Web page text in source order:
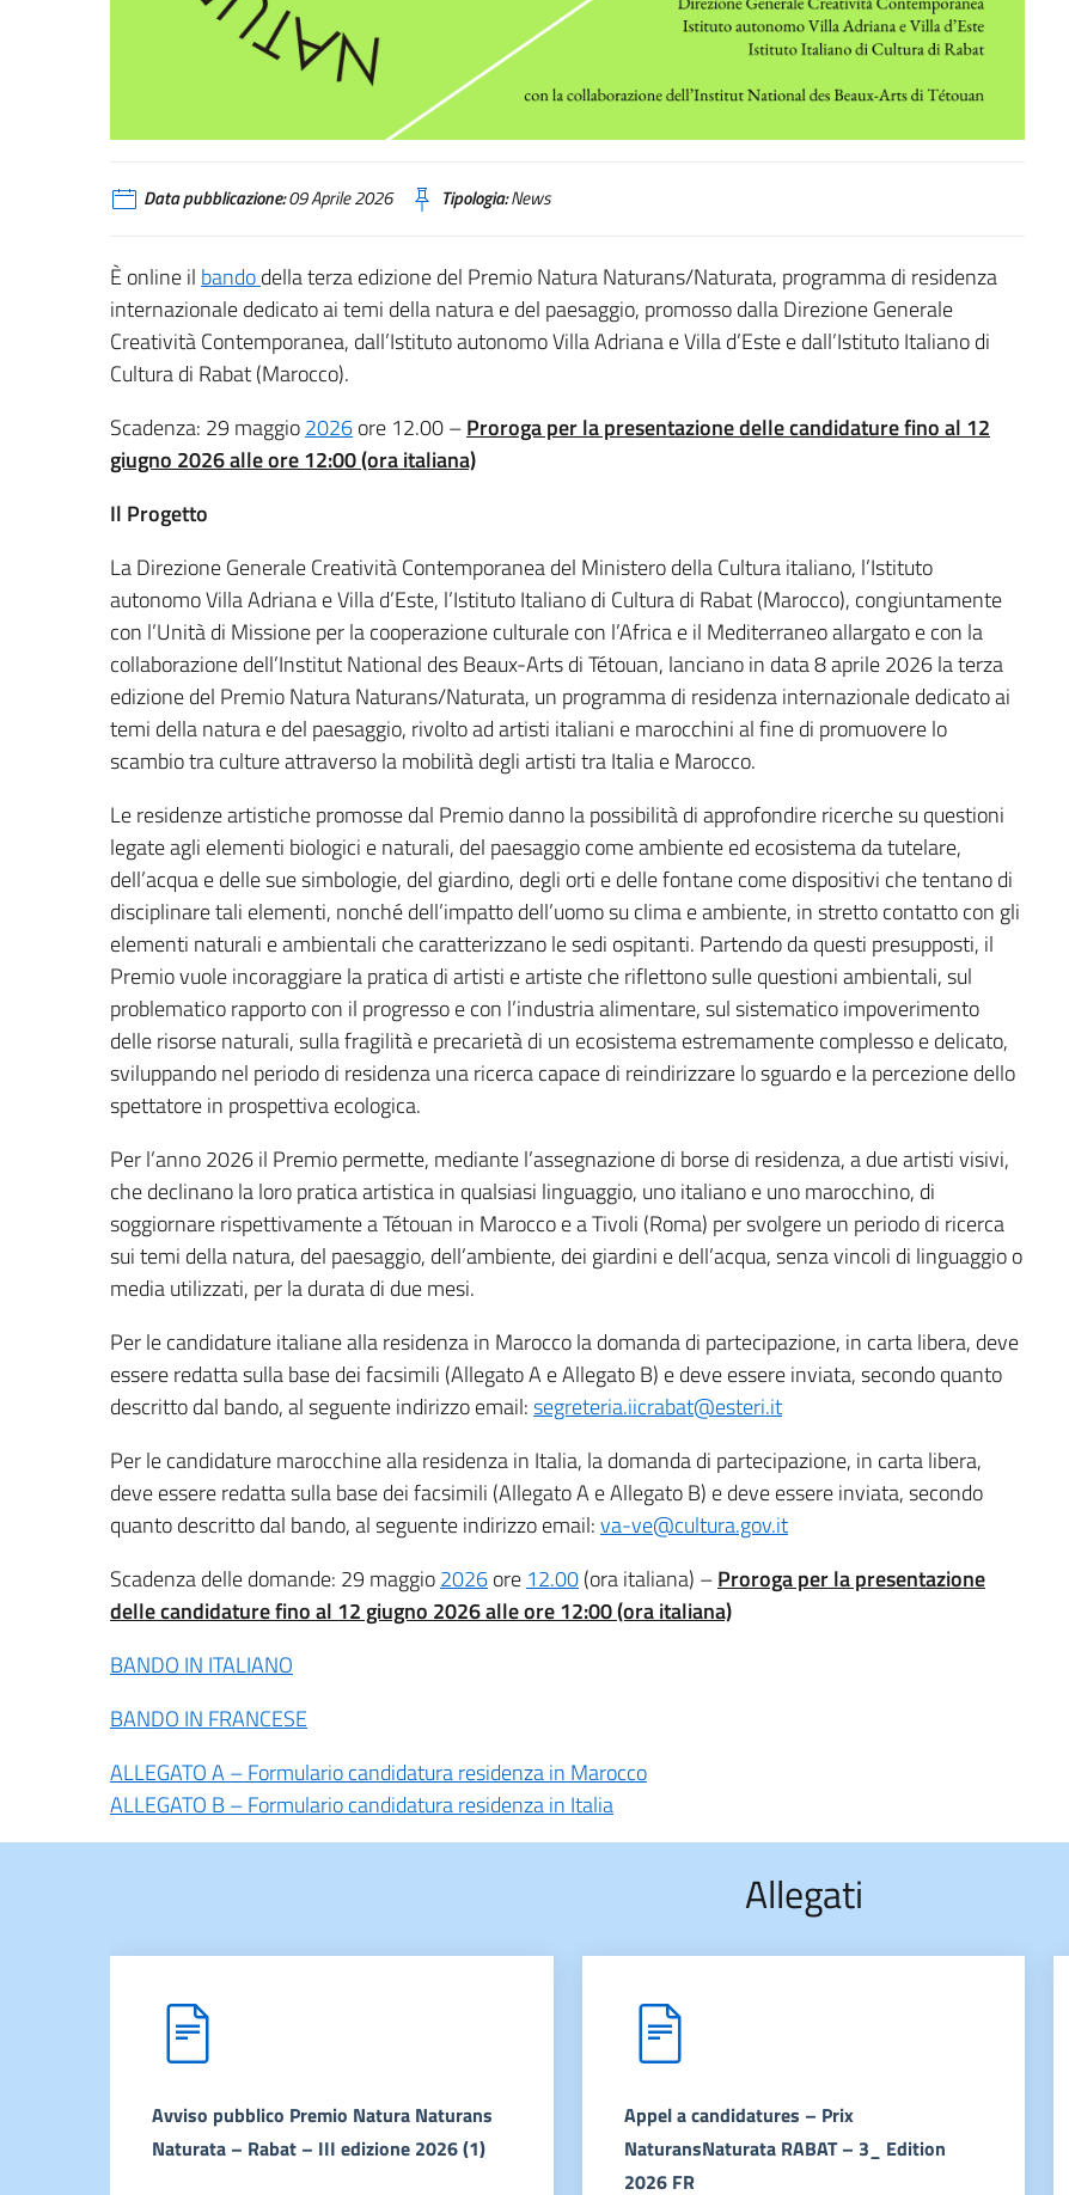
Data pubblicazione:09 Aprile 2026 Tipologia:News
È online il bandodella terza edizione del Premio Natura Naturans/Naturata, programma di residenza
internazionale dedicato ai temi della natura e del paesaggio, promosso dalla Direzione Generale
Creatività Contemporanea, dall’Istituto autonomo Villa Adriana e Villa d’Este e dall’Istituto Italiano di
Cultura di Rabat (Marocco).
Scadenza: 29 maggio2026ore 12.00 –Proroga per la presentazione delle candidature fino al 12
giugno 2026 alle ore 12:00 (ora italiana)
Il Progetto
La Direzione Generale Creatività Contemporanea del Ministero della Cultura italiano, l’Istituto
autonomo Villa Adriana e Villa d’Este, l’Istituto Italiano di Cultura di Rabat (Marocco), congiuntamente
con l’Unità di Missione per la cooperazione culturale con l’Africa e il Mediterraneo allargato e con la
collaborazione dell’Institut National des Beaux-Arts di Tétouan, lanciano in data 8 aprile 2026 la terza
edizione del Premio Natura Naturans/Naturata, un programma di residenza internazionale dedicato ai
temi della natura e del paesaggio, rivolto ad artisti italiani e marocchini al fine di promuovere lo
scambio tra culture attraverso la mobilità degli artisti tra Italia e Marocco.
Le residenze artistiche promosse dal Premio danno la possibilità di approfondire ricerche su questioni
legate agli elementi biologici e naturali, del paesaggio come ambiente ed ecosistema da tutelare,
dell’acqua e delle sue simbologie, del giardino, degli orti e delle fontane come dispositivi che tentano di
disciplinare tali elementi, nonché dell’impatto dell’uomo su clima e ambiente, in stretto contatto con gli
elementi naturali e ambientali che caratterizzano le sedi ospitanti. Partendo da questi presupposti, il
Premio vuole incoraggiare la pratica di artisti e artiste che riflettono sulle questioni ambientali, sul
problematico rapporto con il progresso e con l’industria alimentare, sul sistematico impoverimento
delle risorse naturali, sulla fragilità e precarietà di un ecosistema estremamente complesso e delicato,
sviluppando nel periodo di residenza una ricerca capace di reindirizzare lo sguardo e la percezione dello
spettatore in prospettiva ecologica.
Per l’anno 2026 il Premio permette, mediante l’assegnazione di borse di residenza, a due artisti visivi,
che declinano la loro pratica artistica in qualsiasi linguaggio, uno italiano e uno marocchino, di
soggiornare rispettivamente a Tétouan in Marocco e a Tivoli (Roma) per svolgere un periodo di ricerca
sui temi della natura, del paesaggio, dell’ambiente, dei giardini e dell’acqua, senza vincoli di linguaggio o
media utilizzati, per la durata di due mesi.
Per le candidature italiane alla residenza in Marocco la domanda di partecipazione, in carta libera, deve
essere redatta sulla base dei facsimili (Allegato A e Allegato B) e deve essere inviata, secondo quanto
descritto dal bando, al seguente indirizzo email:segreteria.iicrabat@esteri.it
Per le candidature marocchine alla residenza in Italia, la domanda di partecipazione, in carta libera,
deve essere redatta sulla base dei facsimili (Allegato A e Allegato B) e deve essere inviata, secondo
quanto descritto dal bando, al seguente indirizzo email:va-ve@cultura.gov.it
Scadenza delle domande: 29 maggio2026ore 12.00(ora italiana) –Proroga per la presentazione
delle candidature fino al 12 giugno 2026 alle ore 12:00 (ora italiana)
BANDO IN ITALIANO
BANDO IN FRANCESE
ALLEGATO A – Formulario candidatura residenza in Marocco
ALLEGATO B – Formulario candidatura residenza in Italia
Allegati
Avviso pubblico Premio Natura Naturans
Naturata – Rabat – III edizione 2026 (1)
Appel a candidatures – Prix
NaturansNaturata RABAT – 3_ Edition
2026 FR